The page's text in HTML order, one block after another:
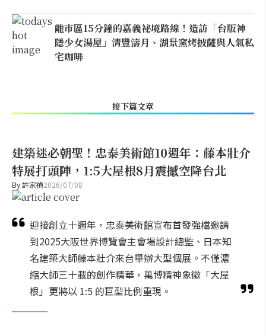
離市區15分鐘的嘉義祕境路線！造訪「台版神
隱少女湯屋」清豐濤月、湖景窯烤披薩與人氣私
宅咖啡
接下篇文章
建築迷必朝聖！忠泰美術館10週年：藤本壯介
特展打頭陣，1:5大屋根8月震撼空降台北
By許家禎2026/07/08
迎接創立十週年，忠泰美術館宣布首發強檔邀請
到2025大阪世界博覽會主會場設計總監、日本知
名建築大師藤本壯介來台舉辦大型個展。不僅濃
縮大師三十載的創作精華，萬博精神象徵「大屋
根」更將以 1:5 的巨型比例重現。